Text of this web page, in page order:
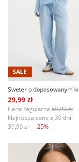
SALE
29,99 zł
Cena regularna 69,99 zł
Najniższa cena z 30 dni
39,99 zł
-25%